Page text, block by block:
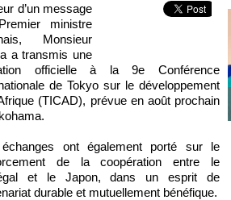
d’un message
ministre
Monsieur
a transmis une
officielle à la 9e Conférence
de Tokyo sur le développement
(TICAD), prévue en août prochain
ont également porté sur le
de la coopération entre le
et le Japon, dans un esprit de
durable et mutuellement bénéfique.